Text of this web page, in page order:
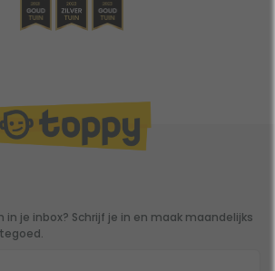
je inbox? Schrijf je in en maak maandelijks